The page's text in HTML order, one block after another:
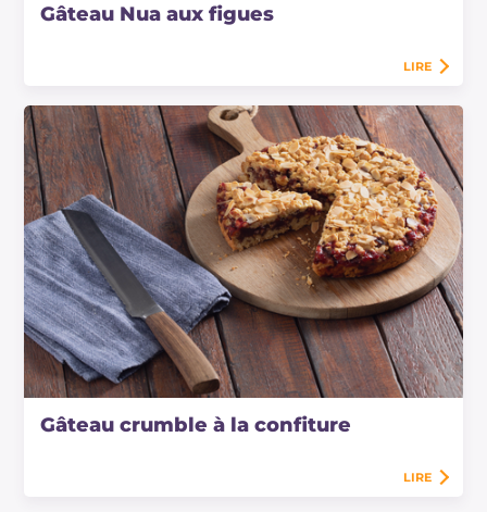
Gâteau Nua aux figues
LIRE
Gâteau crumble à la confiture
LIRE